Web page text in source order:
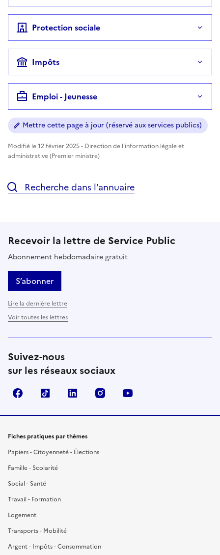
Protection sociale
Impôts
Emploi - Jeunesse
Mettre cette page à jour (réservé aux services publics)
Modifié le 12 février 2025 - Direction de l'information légale et
administrative (Premier ministre)
Recherche dans l’annuaire
Recevoir la lettre de Service Public
Abonnement hebdomadaire gratuit
S’abonner
Lire la dernière lettre
Voir toutes les lettres
Suivez-nous
sur les réseaux sociaux
FacebookTikTok LinkedIn Instagram
Fiches pratiques par thèmes
Papiers - Citoyenneté - Élections
Famille - Scolarité
Social - Santé
Travail - Formation
Logement
Transports - Mobilité
Argent - Impôts - Consommation